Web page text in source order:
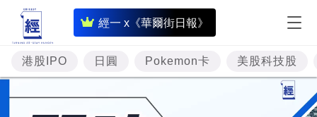
經一 x《華爾街日報》
即
時
財
經
專
港股IPO 日圓 Pokemon卡 美股科技股